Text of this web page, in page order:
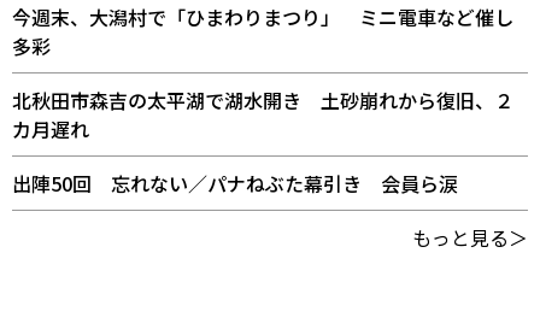
今週末、大潟村で「ひまわりまつり」 ミニ電車など催し
多彩
北秋田市森吉の太平湖で湖水開き 土砂崩れから復旧、２
カ月遅れ
出陣50回 忘れない／パナねぶた幕引き 会員ら涙
もっと見る＞